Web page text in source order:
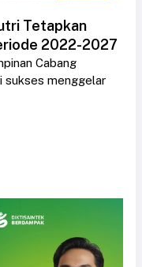
Tetapkan
2022-2027
Cabang
sukses menggelar